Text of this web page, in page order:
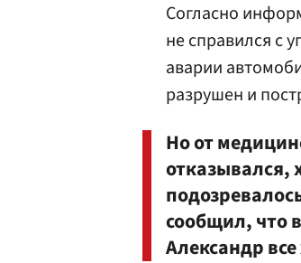
Согласно
не справился с
аварии
разрушен и
Но от
отказывался,
сообщил, что
Александр